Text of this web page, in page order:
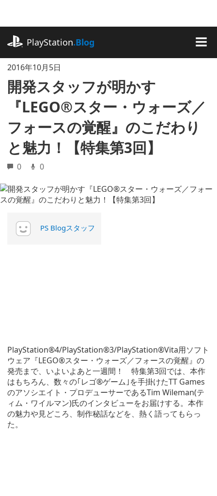
に
キ
ッ
プ
PlayStation.Blog
2016年10月5日
開発スタッフが明かす
『LEGO®スター・ウォーズ／
フォースの覚醒』のこだわり
と魅力！【特集第3回】
0 0
PS Blogスタッフ
PlayStation®4/PlayStation®3/PlayStation®Vita用ソフト
ウェア『LEGO®スター・ウォーズ／フォースの覚醒』の
発売まで、いよいよあと一週間！ 特集第3回では、本作
はもちろん、数々の｢レゴ®ゲーム｣を手掛けたTT Games
のアソシエイト・プロデューサーであるTim Wileman(テ
ィム・ワイルマン)氏のインタビューをお届けする。本作
の魅力や見どころ、制作秘話などを、熱く語ってもらっ
た。